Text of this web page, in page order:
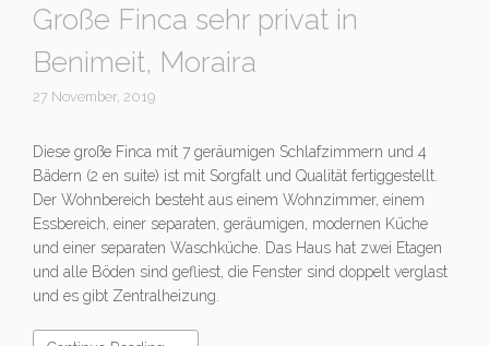
Große Finca sehr privat in
Benimeit, Moraira
27 November, 2019
Diese große Finca mit 7 geräumigen Schlafzimmern und 4
Bädern (2 en suite) ist mit Sorgfalt und Qualität fertiggestellt.
Der Wohnbereich besteht aus einem Wohnzimmer, einem
Essbereich, einer separaten, geräumigen, modernen Küche
und einer separaten Waschküche. Das Haus hat zwei Etagen
und alle Böden sind gefliest, die Fenster sind doppelt verglast
und es gibt Zentralheizung.